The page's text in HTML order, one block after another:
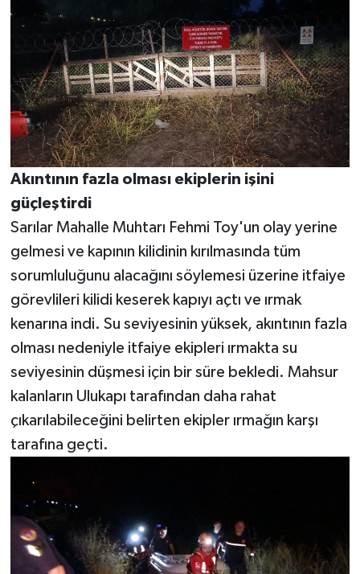
Akıntının fazla olması ekiplerin işini
güçleştirdi
Sarılar Mahalle Muhtarı Fehmi Toy'un olay yerine
gelmesi ve kapının kilidinin kırılmasında tüm
sorumluluğunu alacağını söylemesi üzerine itfaiye
görevlileri kilidi keserek kapıyı açtı ve ırmak
kenarına indi. Su seviyesinin yüksek, akıntının fazla
olması nedeniyle itfaiye ekipleri ırmakta su
seviyesinin düşmesi için bir süre bekledi. Mahsur
kalanların Ulukapı tarafından daha rahat
çıkarılabileceğini belirten ekipler ırmağın karşı
tarafına geçti.